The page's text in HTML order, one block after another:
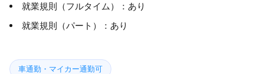
就業規則（フルタイム）：あり
就業規則（パート）：あり
車通勤・マイカー通勤可